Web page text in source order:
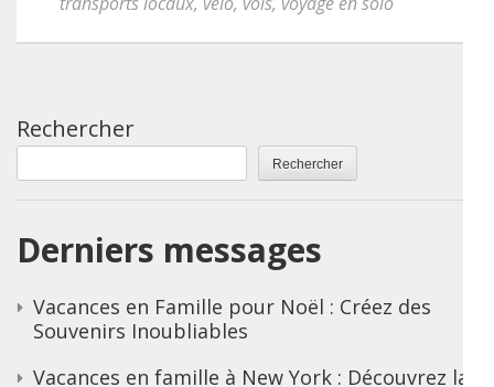
Rechercher
Rechercher
Derniers messages
Vacances en Famille pour Noël : Créez des
Souvenirs Inoubliables
Vacances en famille à New York : Découvrez la